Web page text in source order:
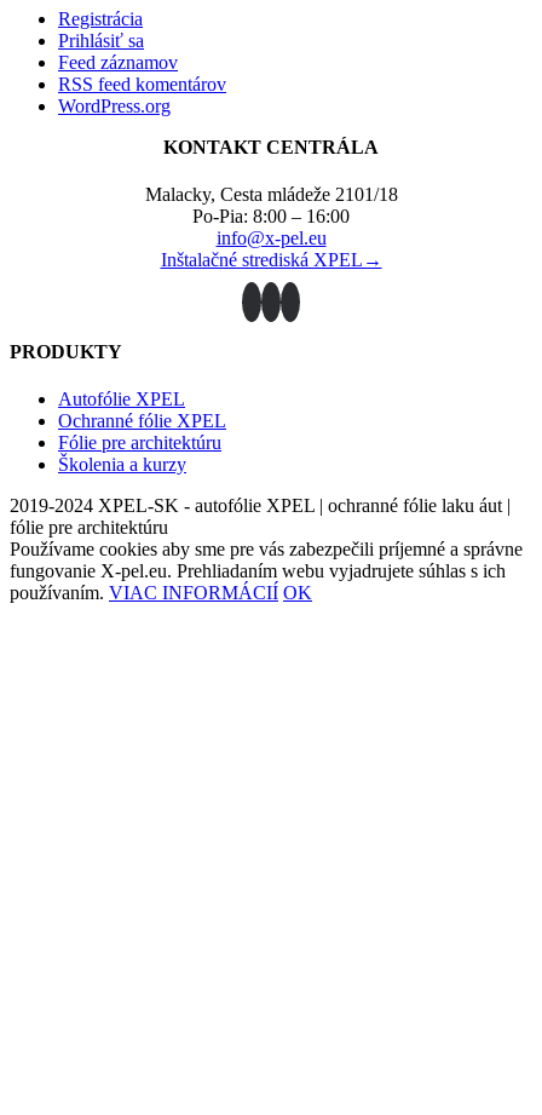
Registrácia
Prihlásiť sa
Feed záznamov
RSS feed komentárov
WordPress.org
KONTAKT CENTRÁLA
Malacky, Cesta mládeže 2101/18
Po-Pia: 8:00 – 16:00
info@x-pel.eu
Inštalačné strediská XPEL→
PRODUKTY
Autofólie XPEL
Ochranné fólie XPEL
Fólie pre architektúru
Školenia a kurzy
2019-2024 XPEL-SK - autofólie XPEL | ochranné fólie laku áut |
fólie pre architektúru
Používame cookies aby sme pre vás zabezpečili príjemné a správne
fungovanie X-pel.eu. Prehliadaním webu vyjadrujete súhlas s ich
používaním. VIAC INFORMÁCIÍ OK